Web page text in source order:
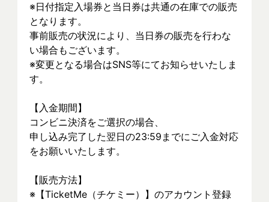
※日付指定入場券と当日券は共通の在庫での販売
となります。
事前販売の状況により、当日券の販売を行わな
い場合もございます。
※変更となる場合はSNS等にてお知らせいたしま
す。
【入金期間】
コンビニ決済をご選択の場合、
申し込み完了した翌日の23:59までにご入金対応
をお願いいたします。
【販売方法】
※【TicketMe（チケミー）】のアカウント登録